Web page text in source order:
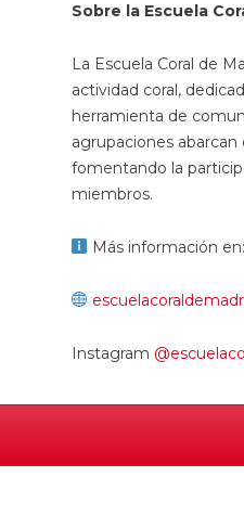
Sobre la Escuela
La Escuela Coral de
actividad coral,
herramienta de
agrupaciones abarcan
fomentando la
miembros.
Más información en:
Instagram